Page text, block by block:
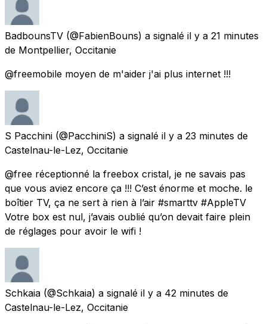
BadbounsTV (@FabienBouns) a signalé il y a 21 minutes
de Montpellier, Occitanie
@freemobile moyen de m'aider j'ai plus internet !!!
S Pacchini (@PacchiniS) a signalé il y a 23 minutes de
Castelnau-le-Lez, Occitanie
@free réceptionné la freebox cristal, je ne savais pas
que vous aviez encore ça !!! C’est énorme et moche. le
boîtier TV, ça ne sert à rien à l’air #smarttv #AppleTV
Votre box est nul, j’avais oublié qu’on devait faire plein
de réglages pour avoir le wifi !
Schkaia (@Schkaia) a signalé il y a 42 minutes de
Castelnau-le-Lez, Occitanie